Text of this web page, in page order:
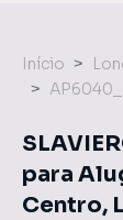
Início
para
Centro,